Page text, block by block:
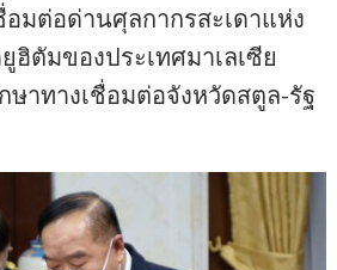
มต่อด่านศุลกากรสะเดาแห่ง
ตัมของประเทศมาเลเซีย
ษาทางเชื่อมต่อจังหวัดสตูล-รัฐ